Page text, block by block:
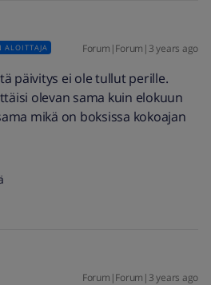
ALOITTAJA Forum|Forum|3 years ago
päivitys ei ole tullut perille.
olevan sama kuin elokuun
mikä on boksissa kokoajan
Forum|Forum|3 years ago